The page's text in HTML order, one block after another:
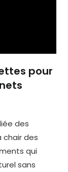
pour
des
chair des
qui
sans